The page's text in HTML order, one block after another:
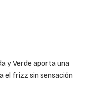
y Verde aporta una
el frizz sin sensación